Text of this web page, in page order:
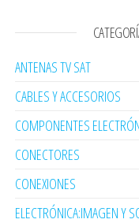
ANTENAS TV SAT
CABLES Y ACCESORIOS
COMPONENTES
CONECTORES
CONEXIONES
ELECTRÓNICA:IMAGEN Y